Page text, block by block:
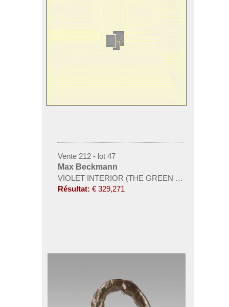
Vente 212 - lot 47
Max Beckmann
VIOLET INTERIOR (THE GREEN CHA
Résultat: € 329,271